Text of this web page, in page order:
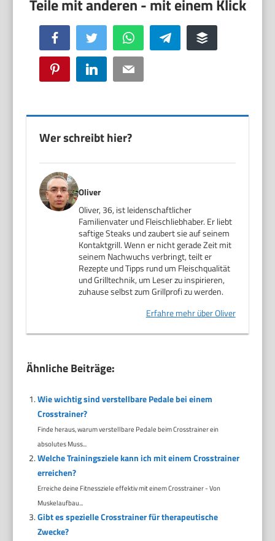
Facebook Twitter WhatsApp Telegram Buffer
Pinterest LinkedIn Email
Wer schreibt hier?
Oliver
Oliver, 36, ist leidenschaftlicher
Familienvater und Fleischliebhaber. Er liebt
saftige Steaks und zaubert sie auf seinem
Kontaktgrill. Wenn er nicht gerade Zeit mit
seinem Nachwuchs verbringt, teilt er
Rezepte und Tipps rund um Fleischqualität
und Grilltechnik, um Leser zu inspirieren,
zuhause selbst zum Grillprofi zu werden.
Erfahre mehr über Oliver
Ähnliche Beiträge:
Wie wichtig sind verstellbare Pedale bei einem
Crosstrainer?
Finde heraus, warum verstellbare Pedale beim Crosstrainer ein
absolutes Muss...
Welche Trainingsziele kann ich mit einem Crosstrainer
erreichen?
Erreiche deine Fitnessziele effektiv mit einem Crosstrainer - Von
Muskelaufbau...
Gibt es spezielle Crosstrainer für therapeutische
Zwecke?